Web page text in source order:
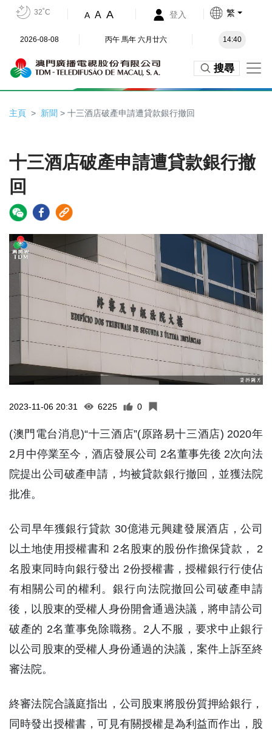
32˚C A A A 登入 繁
2026-08-08 丙午 馬年 六月廿六 14:40
搜尋
主頁 新聞 > 十三酒店破產申請遭貸款銀行撤回
十三酒店破產申請遭貸款銀行撤
回
2023-11-06 20:31 6225 0
(澳門電台消息)“十三酒店”(原路易十三酒店) 2020年
2月中停業至今，酒店發展公司 2名董事先後 2次向法
院提出公司破產申請，均被貸款銀行撤回，並獲法院
批准。
公司早年獲銀行貸款 30億港元興建發展酒店，公司
以土地使用授權書和 2名股東的股份作擔保貸款， 2
名股東同時向銀行發出 2份授權書，授權銀行行使佔
有相關公司的權利。銀行向法院撤回公司破產申請
後，以股東的受權人身份開會通過決議，將申請公司
破產的 2名董事免除職務。2人不服，要求中止銀行
以公司股東的受權人身份通過的決議，案件上訴至終
審法院。
終審法院合議庭指出，公司股東將股份質押給銀行，
同時發出授權書，可見有關授權是為利益而作出，股